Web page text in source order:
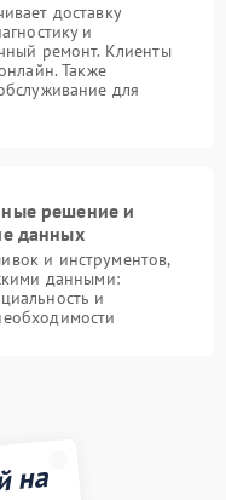
доставку
и
ремонт. Клиенты
Также
для
решение и
данных
и инструментов,
данными:
и